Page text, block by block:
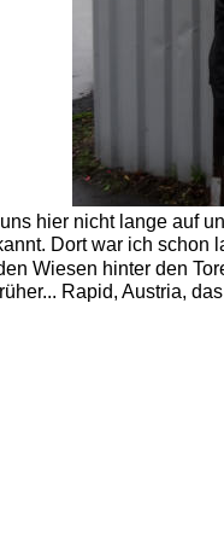
hier nicht lange auf
Dort war ich schon
Wiesen hinter den
Rapid, Austria,